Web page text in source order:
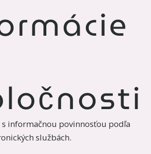
s informačnou povinnosťou podľa
službách.